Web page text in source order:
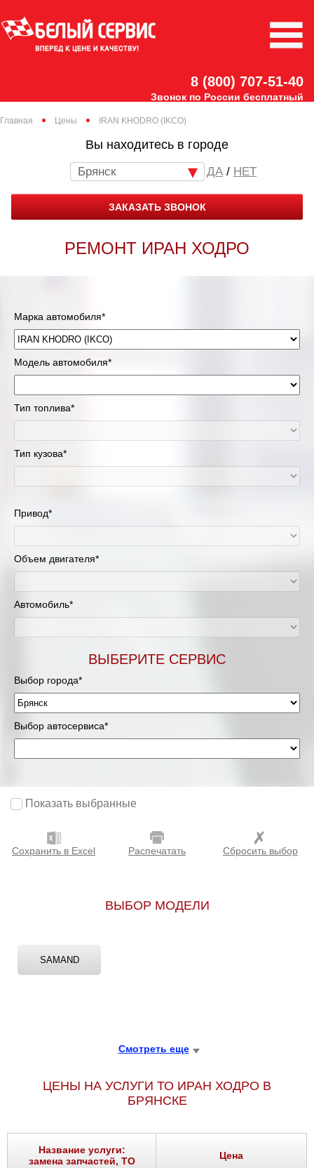
8 (800) 707-51-40
Звонок по России бесплатный
Главная Цены IRAN KHODRO (IKCO)
Вы находитесь в городе
Брянск / НЕТ
ЗАКАЗАТЬ ЗВОНОК
РЕМОНТ ИРАН ХОДРО
Марка автомобиля*
Модель автомобиля*
Тип топлива*
Тип кузова*
Привод*
Объем двигателя*
Автомобиль*
ВЫБЕРИТЕ СЕРВИС
Выбор города*
Выбор автосервиса*
Показать выбранные
Сохранить в Excel Распечатать Сбросить выбор
ВЫБОР МОДЕЛИ
SAMAND
Смотреть еще
ЦЕНЫ НА УСЛУГИ ТО ИРАН ХОДРО В
БРЯНСКЕ
Название услуги:
замена запчастей, ТО
Цена